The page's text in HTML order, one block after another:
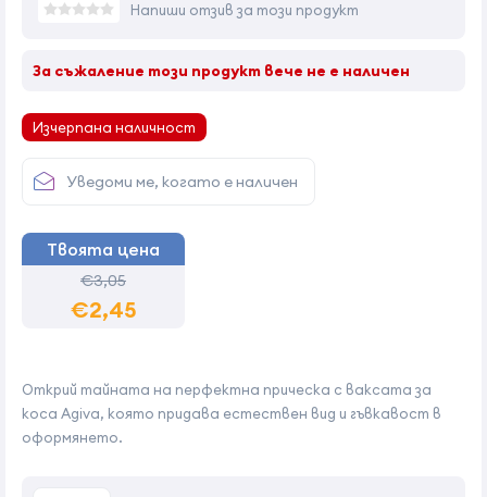
Открий тайната на перфектна прическа с ваксата за
коса Agiva, която придава естествен вид и гъвкавост в
оформянето.
Напиши отзив за този продукт
За съжаление този продукт вече не е наличен
Изчерпана наличност
Уведоми ме, когато е наличен
Твоята цена
€3,05
€2,45